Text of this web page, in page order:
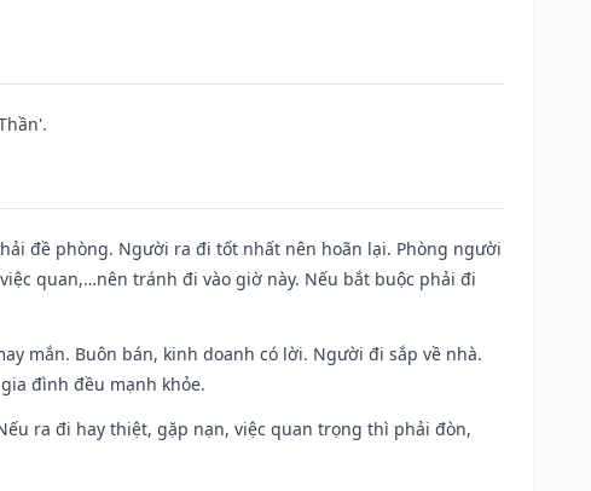
đề phòng. Người ra đi tốt nhất nên hoãn lại. Phòng người
quan,…nên tránh đi vào giờ này. Nếu bắt buộc phải đi
mắn. Buôn bán, kinh doanh có lời. Người đi sắp về nhà.
đình đều mạnh khỏe.
ra đi hay thiệt, gặp nạn, việc quan trọng thì phải đòn,